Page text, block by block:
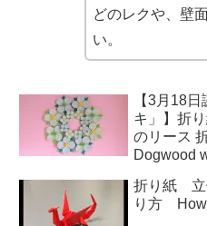
どのレクや、壁
い。
【3月18
キ」】折
のリース
Dogwood
折り紙
り方 How